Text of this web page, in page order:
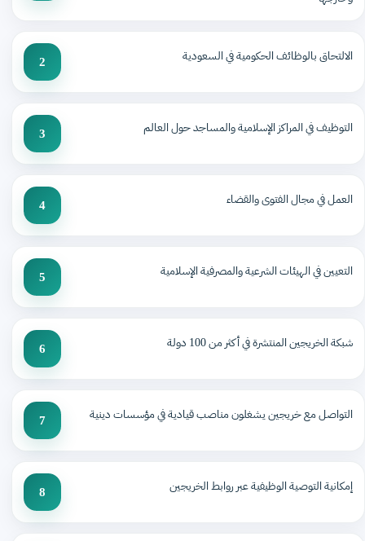
الالتحاق بالوظائف الحكومية في السعودية 2
التوظيف في المراكز الإسلامية والمساجد حول العالم 3
العمل في مجال الفتوى والقضاء 4
التعيين في الهيئات الشرعية والمصرفية الإسلامية 5
شبكة الخريجين المنتشرة في أكثر من 100 دولة 6
التواصل مع خريجين يشغلون مناصب قيادية في مؤسسات دينية 7
إمكانية التوصية الوظيفية عبر روابط الخريجين 8